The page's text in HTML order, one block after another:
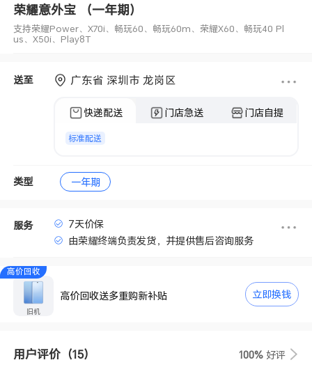
荣耀意外宝 （一年期）
支持荣耀Power、X70i、畅玩60、畅玩60m、荣耀X60、畅玩40 Pl
us、X50i、Play8T
送至 广东省 深圳市 龙岗区
快递配送 门店急送 门店自提
标准配送
类型 一年期
服务
7天价保
由荣耀终端负责发货，并提供售后咨询服务
高价回收
旧机
高价回收送多重购新补贴 立即换钱
用户评价 （15） 100% 好评